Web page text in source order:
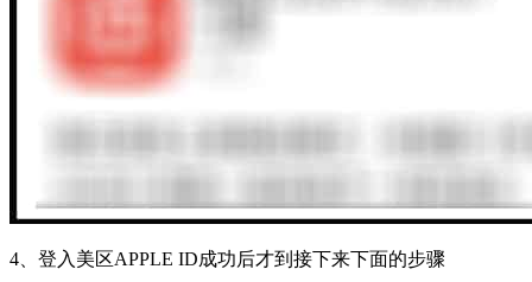
4、 登入美区APPLE ID成功后才到接下来下面的步骤